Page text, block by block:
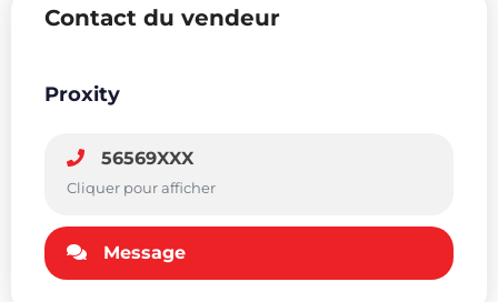
Contact du vendeur
Proxity
56569XXX
Cliquer pour afficher
Message